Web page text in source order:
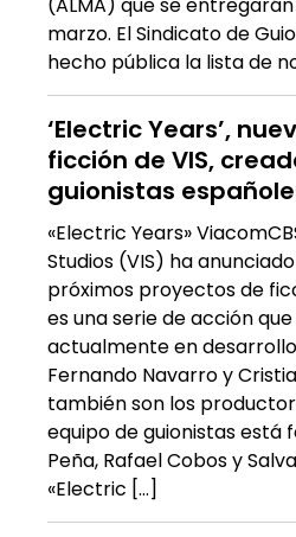
marzo. El Sindicato de
hecho pública la lista de
‘Electric Years’,
ficción de VIS,
guionistas
«Electric Years»
Studios (VIS) ha
próximos proyectos de
es una serie de acción
actualmente en
Fernando Navarro y
también son los
equipo de guionistas está
Peña, Rafael Cobos y
«Electric […]